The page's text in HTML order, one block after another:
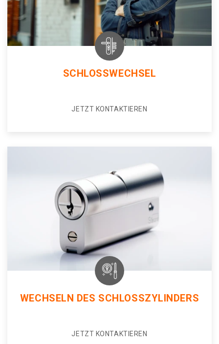
SCHLOSSWECHSEL
JETZT KONTAKTIEREN
WECHSELN DES SCHLOSSZYLINDERS
JETZT KONTAKTIEREN